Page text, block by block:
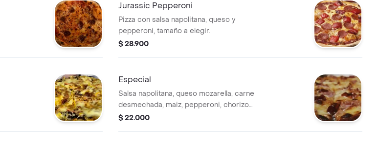
Jurassic Pepperoni
Pizza con salsa napolitana, queso y
pepperoni, tamaño a elegir.
$ 28.900
Especial
Salsa napolitana, queso mozarella, carne
desmechada, maiz, pepperoni, chorizo
español, cebolla caramelizada, pimentón,
$ 22.000